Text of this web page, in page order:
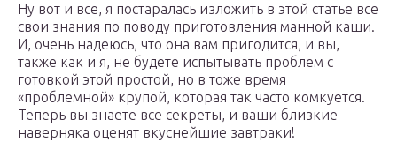
Ну вот и все, я постаралась изложить в этой статье все
свои знания по поводу приготовления манной каши.
И, очень надеюсь, что она вам пригодится, и вы,
также как и я, не будете испытывать проблем с
готовкой этой простой, но в тоже время
«проблемной» крупой, которая так часто комкуется.
Теперь вы знаете все секреты, и ваши близкие
наверняка оценят вкуснейшие завтраки!